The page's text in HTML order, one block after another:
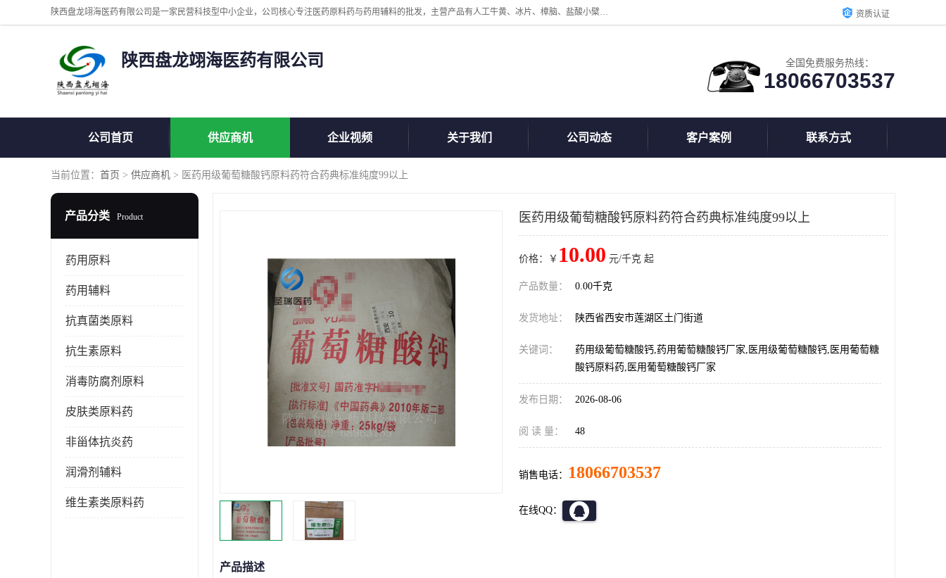
陕西盘龙翊海医药有限公司是一家民营科技型中小企业，公司核心专注医药原料药与药用辅料的批发，主营产品有人工牛黄、冰片、樟脑、盐酸小檗碱、氢氧化铝、枸橼酸喷托维林、甲硝唑、维生素B、维生素C、维生素E、克霉唑、利巴韦林、氯化铵等。 资质认证
陕西盘龙翊海医药有限公司 全国免费服务热线：
18066703537
公司首页 供应商机 企业视频 关于我们 公司动态 客户案例 联系方式
当前位置： 首页 > 供应商机 > 医药用级葡萄糖酸钙原料药符合药典标准纯度99以上
产品分类 Product
药用原料
药用辅料
抗真菌类原料
抗生素原料
消毒防腐剂原料
皮肤类原料药
非甾体抗炎药
润滑剂辅料
维生素类原料药
医药用级葡萄糖酸钙原料药符合药典标准纯度99以上
价格：￥ 10.00 元/千克 起
产品数量： 0.00千克
发货地址： 陕西省西安市莲湖区土门街道
关键词：
药用级葡萄糖酸钙,药用葡萄糖酸钙厂家,医用级葡萄糖酸钙,医用葡萄糖
酸钙原料药,医用葡萄糖酸钙厂家
发布日期： 2026-08-06
阅 读 量： 48
销售电话： 18066703537
在线QQ：
产品描述